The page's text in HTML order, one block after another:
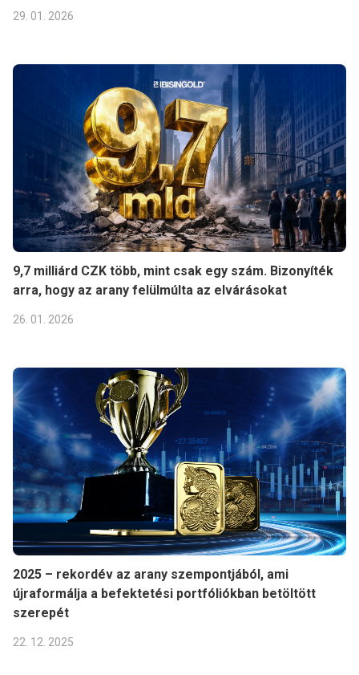
29. 01. 2026
9,7 milliárd CZK több, mint csak egy szám. Bizonyíték
arra, hogy az arany felülmúlta az elvárásokat
26. 01. 2026
2025 – rekordév az arany szempontjából, ami
újraformálja a befektetési portfóliókban betöltött
szerepét
22. 12. 2025